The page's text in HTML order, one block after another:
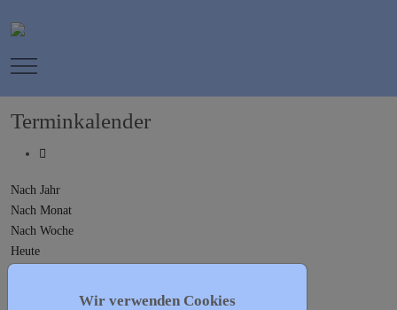
Mobile Menu Toggle
Terminkalender
Nach Jahr
Nach Monat
Nach Woche
Heute
Wir verwenden Cookies